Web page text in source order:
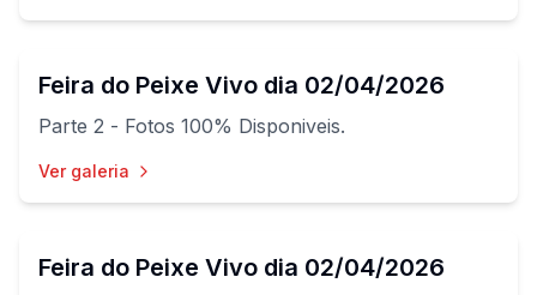
Feira do Peixe Vivo dia 02/04/2026
Parte 2 - Fotos 100% Disponiveis.
Ver galeria
Feira do Peixe Vivo dia 02/04/2026